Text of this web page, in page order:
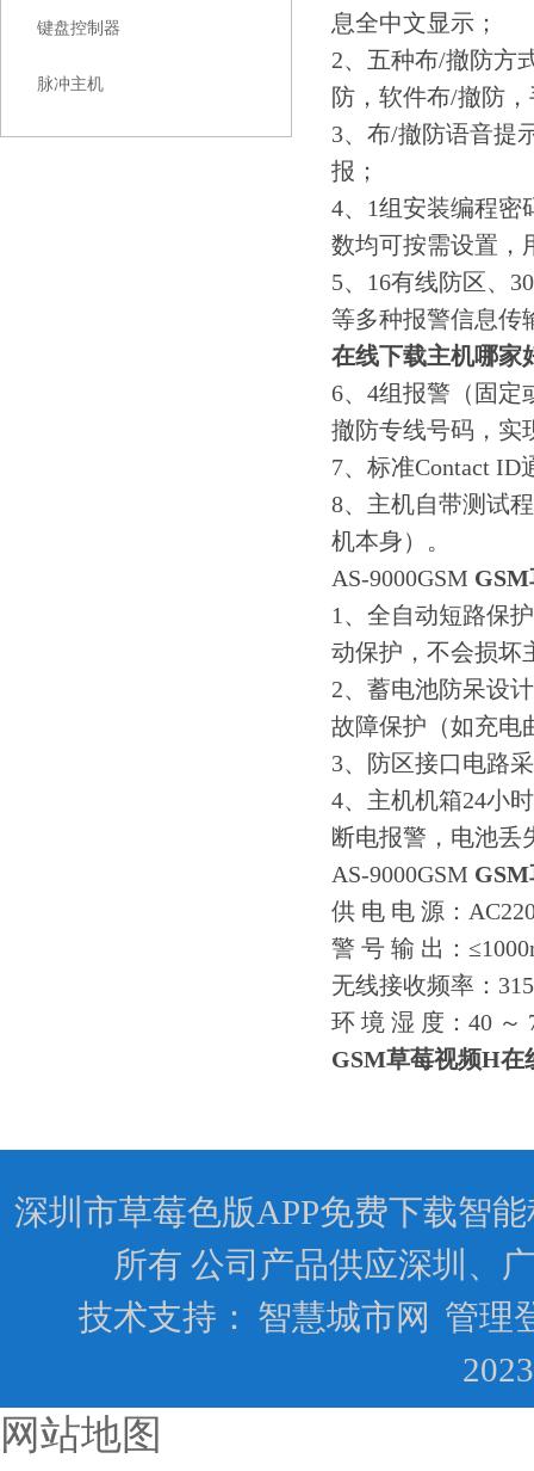
键盘控制器
脉冲主机
息全中文显示；
2、五种布/撤防方
防，软件布/撤防
3、布/撤防语音提
报；
4、1组安装编程密
数均可按需设置，
5、16有线防区、
等多种报警信息传
在线下载主机哪家
6、4组报警（固定
撤防专线号码，实
7、标准Contact
8、主机自带测试
机本身）。
AS-9000GSM
1、全自动短路保
动保护，不会损坏
2、蓄电池防呆设
故障保护（如充电
3、防区接口电路
4、主机机箱24小
断电报警，电池丢
AS-9000GSM
供 电 电 源：
警 号 输 出：
无线接收频率：
环 境 湿 度：40
GSM草莓视频H在
深圳市草莓色版APP免费下载智
所有 公司产品供应深圳、
技术支持： 智慧城市网 管理
网站地图